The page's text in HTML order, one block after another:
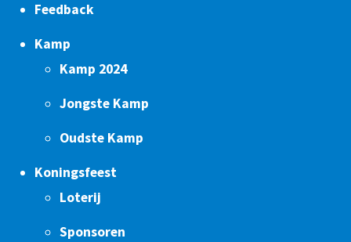
Feedback
Kamp
Kamp 2024
Jongste Kamp
Oudste Kamp
Koningsfeest
Loterij
Sponsoren